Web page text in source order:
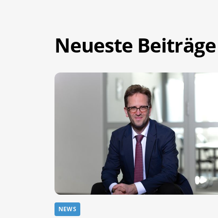
Neueste Beiträge
NEWS